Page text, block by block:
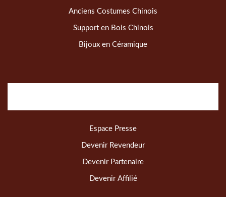
Anciens Costumes Chinois
Support en Bois Chinois
Bijoux en Céramique
Espace Presse
Devenir Revendeur
Devenir Partenaire
Devenir Affilié